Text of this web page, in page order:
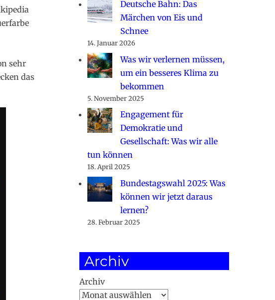
sehr
das
Deutsche Bahn: Das
Märchen von Eis und
Schnee
14. Januar 2026
Was wir verlernen müssen,
um ein besseres Klima zu
bekommen
5. November 2025
Engagement für
Demokratie und
Gesellschaft: Was wir alle
tun können
18. April 2025
Bundestagswahl 2025: Was
können wir jetzt daraus
lernen?
28. Februar 2025
Archiv
Archiv